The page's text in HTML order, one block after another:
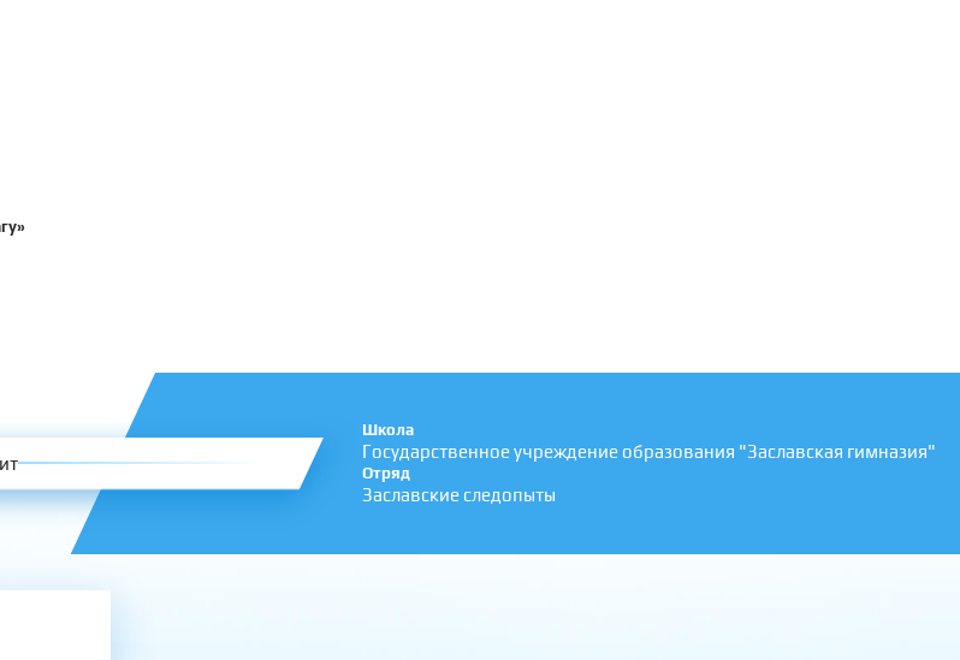
Школа
Государственное учреждение образования "Заславская гимназия"
Отряд
Заславские следопыты